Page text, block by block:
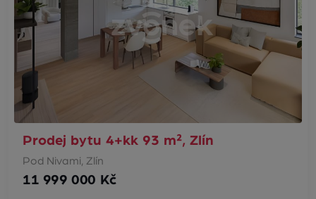
Prodej bytu 4+kk 93 m², Zlín
Pod Nivami, Zlín
11 999 000 Kč